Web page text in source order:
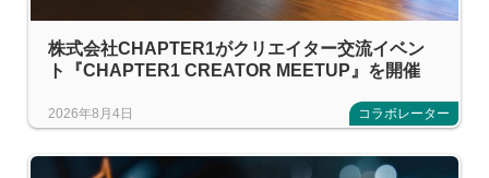
株式会社CHAPTER1がクリエイター交流イベン
ト『CHAPTER1 CREATOR MEETUP』を開催
2026年8月4日 コラボレーター